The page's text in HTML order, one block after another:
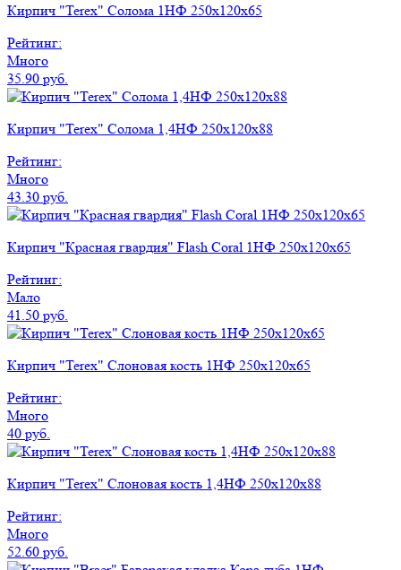
Кирпич "Terex" Солома 1НФ 250х120х65
Рейтинг:
Много
35.90 руб.
Кирпич "Terex" Солома 1,4НФ 250х120х88
Рейтинг:
Много
43.30 руб.
Кирпич "Красная гвардия" Flash Coral 1НФ 250x120x65
Рейтинг:
Мало
41.50 руб.
Кирпич "Terex" Слоновая кость 1НФ 250х120х65
Рейтинг:
Много
40 руб.
Кирпич "Terex" Слоновая кость 1,4НФ 250х120х88
Рейтинг:
Много
52.60 руб.